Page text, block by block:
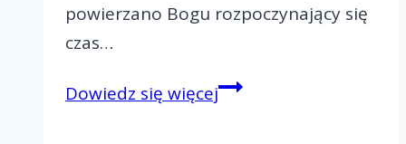
powierzano Bogu rozpoczynający się
czas…
Dowiedz się więcejDiecezjalna